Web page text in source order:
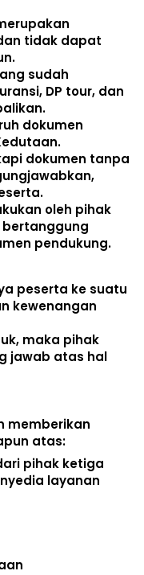
tidak dapat
sudah
DP tour, dan
.
dokumen
dokumen tanpa
oleh pihak
pendukung.
peserta ke suatu
kewenangan
maka pihak
jawab atas hal
memberikan
atas:
pihak ketiga
layanan